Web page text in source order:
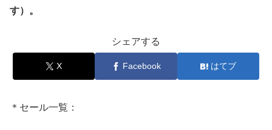
す）。
シェアする
X Facebook はてブ
＊セール一覧：